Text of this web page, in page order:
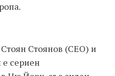
Стоянов (CEO) и
е сериен